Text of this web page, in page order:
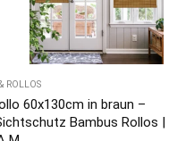
ROLLOS
60x130cm in braun –
Bambus Rollos |